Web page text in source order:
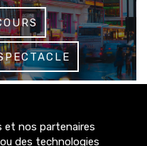
et nos partenaires
des technologies